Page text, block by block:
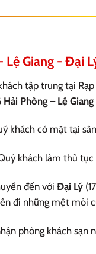
Lệ Giang - Đại
tập trung tại
Hải Phòng – Lệ
khách có mặt tại
khách làm thủ tục
đến với Đại Lý
đi những mệt mỏi
phòng khách